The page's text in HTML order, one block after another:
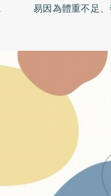
易因為體重不足
彰化基督教醫院
回娘家活動，增
初為人母就生出
的年輕周姓母親
護下，產下一對
示，初為人母又
擔心與問題，所
讓寶寶們能夠克
各種情況，現在